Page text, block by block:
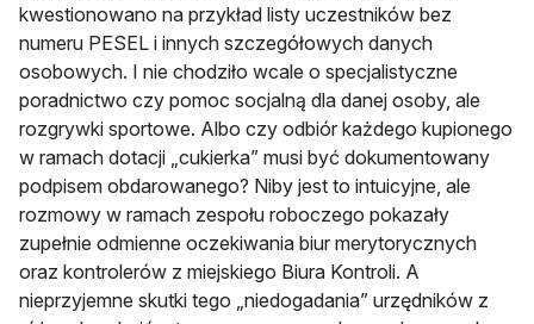
kwestionowano na przykład listy uczestników bez
numeru PESEL i innych szczegółowych danych
osobowych. I nie chodziło wcale o specjalistyczne
poradnictwo czy pomoc socjalną dla danej osoby, ale
rozgrywki sportowe. Albo czy odbiór każdego kupionego
w ramach dotacji „cukierka” musi być dokumentowany
podpisem obdarowanego? Niby jest to intuicyjne, ale
rozmowy w ramach zespołu roboczego pokazały
zupełnie odmienne oczekiwania biur merytorycznych
oraz kontrolerów z miejskiego Biura Kontroli. A
nieprzyjemne skutki tego „niedogadania” urzędników z